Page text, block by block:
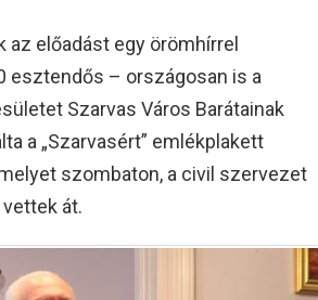
az előadást egy örömhírrel
esztendős – országosan is a
Szarvas Város Barátainak
a „Szarvasért” emlékplakett
szombaton, a civil szervezet
át.